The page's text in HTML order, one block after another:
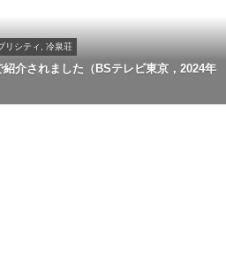
リシティ, 冷泉荘
介されました（BSテレビ東京，2024年